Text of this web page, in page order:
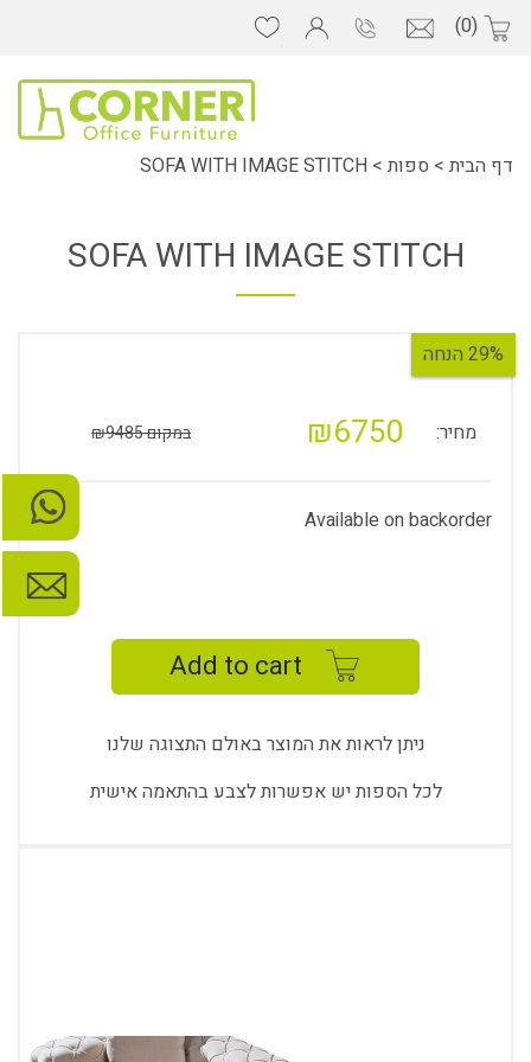
(0)
דף הבית > ספות >
SOFA WITH IMAGE STITCH
SOFA WITH IMAGE STITCH
29% הנחה
מחיר: ₪6750 במקום ₪9485
Available on backorder
Add to cart
ניתן לראות את המוצר באולם התצוגה שלנו
לכל הספות יש אפשרות לצבע בהתאמה אישית